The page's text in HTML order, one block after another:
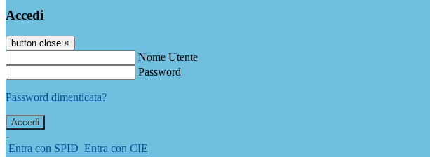
Accedi
button close ×
Nome Utente
Password
Password dimenticata?
-
Entra con SPID Entra con CIE